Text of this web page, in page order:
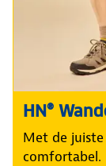
HN®
Met de
comfortabel.